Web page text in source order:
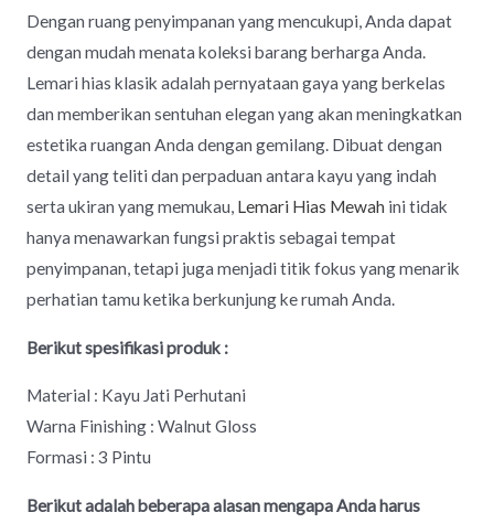
Dengan ruang penyimpanan yang mencukupi, Anda dapat
dengan mudah menata koleksi barang berharga Anda.
Lemari hias klasik adalah pernyataan gaya yang berkelas
dan memberikan sentuhan elegan yang akan meningkatkan
estetika ruangan Anda dengan gemilang. Dibuat dengan
detail yang teliti dan perpaduan antara kayu yang indah
serta ukiran yang memukau, Lemari Hias Mewah ini tidak
hanya menawarkan fungsi praktis sebagai tempat
penyimpanan, tetapi juga menjadi titik fokus yang menarik
perhatian tamu ketika berkunjung ke rumah Anda.
Berikut spesifikasi produk :
Material : Kayu Jati Perhutani
Warna Finishing : Walnut Gloss
Formasi : 3 Pintu
Berikut adalah beberapa alasan mengapa Anda harus